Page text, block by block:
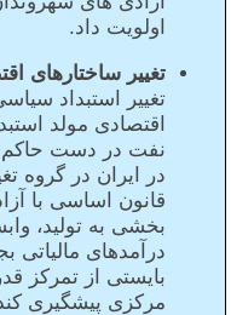
اولویت داد.
تغییر ساختارهای
تغییر استبداد
اقتصادی مولد
نفت در دست حاکم
در ایران در گروه
قانون اساسی با
بخشی به تولید،
درآمدهای مالیاتی
بایستی از تمرکز
مرکزی پیشگیری